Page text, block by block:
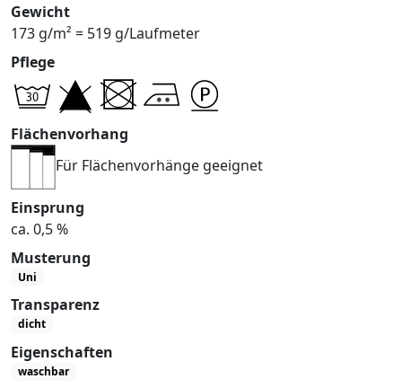
Gewicht
173 g/m² = 519 g/Laufmeter
Pflege
Flächenvorhang
Für Flächenvorhänge geeignet
Einsprung
ca. 0,5 %
Musterung
Uni
Transparenz
dicht
Eigenschaften
waschbar